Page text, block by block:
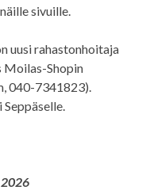
sivuille.
uusi rahastonhoitaja
Moilas-Shopin
040-7341823).
2026